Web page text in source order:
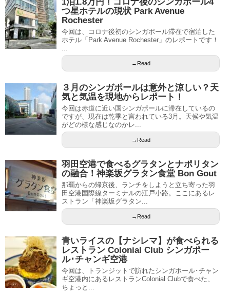
つ星ホテルの現状 Park Avenue
Rochester
今回は、コロナ後初のシンガポール滞在で宿泊した
ホテル「Park Avenue Rochester」のレポートです！
...
→Read
３月のシンガポールは意外と涼しい？天
気と気温を現地からレポート！
今回は赤道に近い国シンガポールに滞在しているの
ですが、現在は乾季と言われている3月。天候や気温
がどの様な感じなのかレ...
→Read
羽田空港で食べるグラタンとナポリタン
の融合！神楽坂グラタン食堂 Bon Gout
那覇からの帰京後、ランチをしようと立ち寄った羽
田空港国際線ターミナルの江戸小路。ここにあるレ
ストラン「神楽坂グラタン...
→Read
青いライスの【ナシレマ】が食べられる
レストラン Colonial Club シンガポー
ル･チャンギ空港
今回は、トランジットで訪れたシンガポール･チャン
ギ空港内にあるレストランColonial Clubで食べた、
ちょっと...